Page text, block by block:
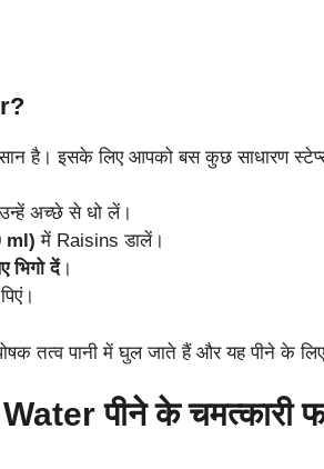
है। इसके लिए आपको बस कुछ साधारण स्टेप्स
अच्छे से धो लें।
ml) में Raisins डालें।
भिगो दें।
तत्व पानी में घुल जाते हैं और यह पीने के
पीने के चमत्कारी